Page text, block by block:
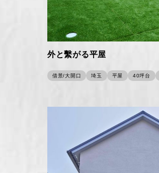
外と繫がる平屋
借景/大開口 埼玉 平屋 40坪台